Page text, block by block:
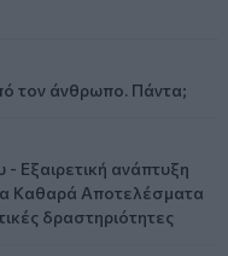
τον άνθρωπο. Πάντα;
Εξαιρετική ανάπτυξη
Καθαρά Αποτελέσματα
δραστηριότητες